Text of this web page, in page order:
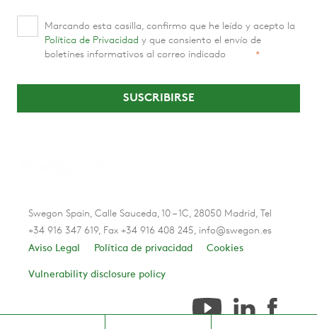
Marcando esta casilla, confirmo que he leído y acepto la
Política de Privacidad y que consiento el envío de
boletines informativos al correo indicado
*
Swegon Spain, Calle Sauceda, 10 – 1C, 28050 Madrid, Tel
+34 916 347 619, Fax +34 916 408 245, info@swegon.es
Aviso Legal
Política de privacidad Cookies
Vulnerability disclosure policy